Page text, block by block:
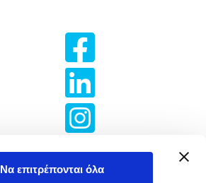
Να επιτρέπονται όλα